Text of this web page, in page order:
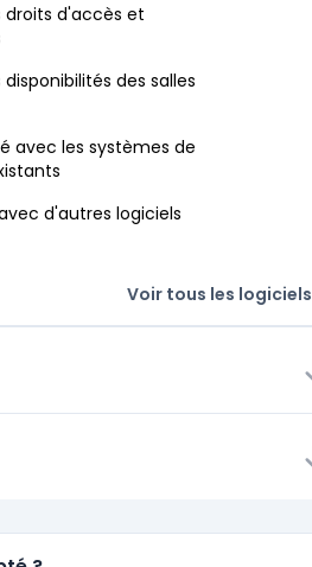
droits d'accès et
des salles
avec les systèmes de
d'autres logiciels
Voir tous les logiciels